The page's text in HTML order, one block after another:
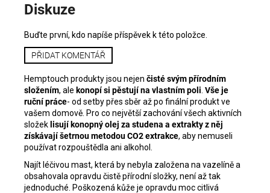
Diskuze
Buďte první, kdo napíše příspěvek k této položce.
PŘIDAT KOMENTÁŘ
Hemptouch produkty jsou nejen čisté svým přírodním
složením, ale konopí si pěstují na vlastním poli Vše je
ruční práce- od setby přes sběr až po finální produkt ve
vašem domově. Pro co největší zachování všech aktivních
složek lisují konopný olej za studena a extrakty z něj
získávají šetrnou metodou CO2 extrakce, aby nemuseli
používat rozpouštědla ani alkohol.
Najít léčivou mast, která by nebyla založena na vazelíně a
obsahovala opravdu čistě přírodní složky, není až tak
jednoduché. Poškozená kůže je opravdu moc citlivá